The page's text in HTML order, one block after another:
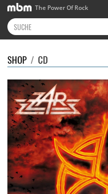
The Power Of Rock
SHOP / CD